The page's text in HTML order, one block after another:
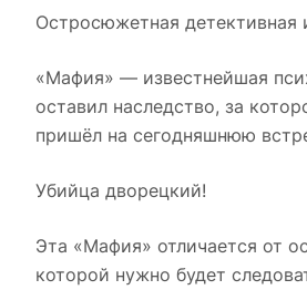
Остросюжетная детективная
«Мафия» — известнейшая
оставил наследство, за
пришёл на сегодняшнюю
Убийца дворецкий!
Эта «Мафия» отличается от
которой нужно будет